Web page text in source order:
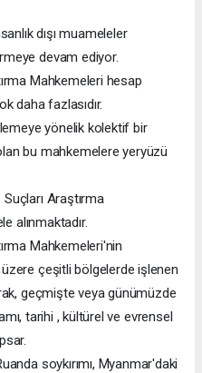
dışı muameleler
devam ediyor.
Mahkemeleri hesap
daha fazlasıdır.
yönelik kolektif bir
bu mahkemelere yeryüzü
Araştırma
alınmaktadır.
Mahkemeleri'nin
çeşitli bölgelerde işlenen
geçmişte veya günümüzde
tarihi , kültürel ve evrensel
soykırımı, Myanmar'daki